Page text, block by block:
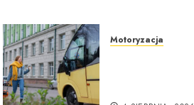
Motoryzacja